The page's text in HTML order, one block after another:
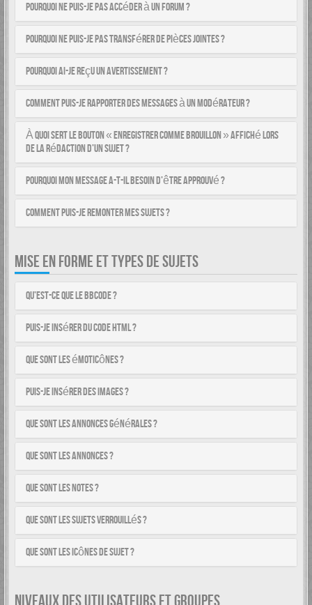
Pourquoi ne puis-je pas accéder à un forum ?
Pourquoi ne puis-je pas transférer de pièces jointes ?
Pourquoi ai-je reçu un avertissement ?
Comment puis-je rapporter des messages à un modérateur ?
À quoi sert le bouton « Enregistrer comme brouillon » affiché lors
de la rédaction d’un sujet ?
Pourquoi mon message a-t-il besoin d’être approuvé ?
Comment puis-je remonter mes sujets ?
MISE EN FORME ET TYPES DE SUJETS
Qu’est-ce que le BBCode ?
Puis-je insérer du code HTML ?
Que sont les émoticônes ?
Puis-je insérer des images ?
Que sont les annonces générales ?
Que sont les annonces ?
Que sont les notes ?
Que sont les sujets verrouillés ?
Que sont les icônes de sujet ?